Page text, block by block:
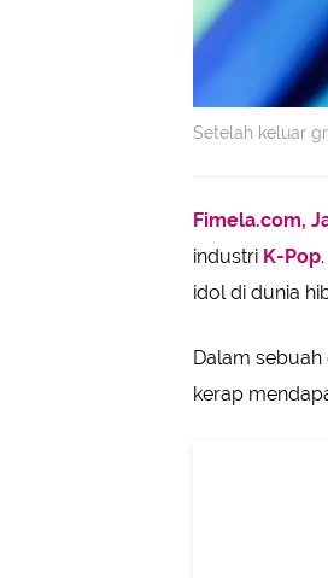
Setelah keluar
Fimela.com,
industri K-Pop
idol di dunia
Dalam
kerap